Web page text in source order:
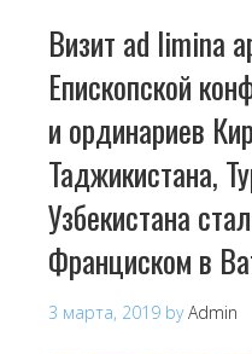
Визит ad limina
Епископской
и ординариев
Таджикистана,
Узбекистана
Франциском в
3 марта, 2019 byAdmin